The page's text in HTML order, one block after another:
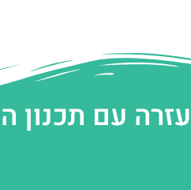
עזרה עם תכנון